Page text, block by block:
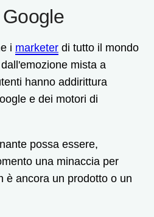
i marketer di tutto il mondo
mista a
hanno addirittura
e dei motori di
possa essere,
una minaccia per
è ancora un prodotto o un